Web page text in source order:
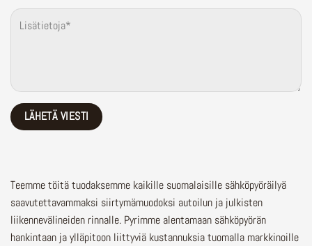
Teemme töitä tuodaksemme kaikille suomalaisille sähköpyöräilyä
saavutettavammaksi siirtymämuodoksi autoilun ja julkisten
liikennevälineiden rinnalle. Pyrimme alentamaan sähköpyörän
hankintaan ja ylläpitoon liittyviä kustannuksia tuomalla markkinoille